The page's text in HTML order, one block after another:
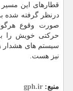
قطارهای این
درنظر گرفته شده
صورت وقوع
حرکتی خویش را
سیستم های هشدار
نیز هست.
منبع: gph.ir